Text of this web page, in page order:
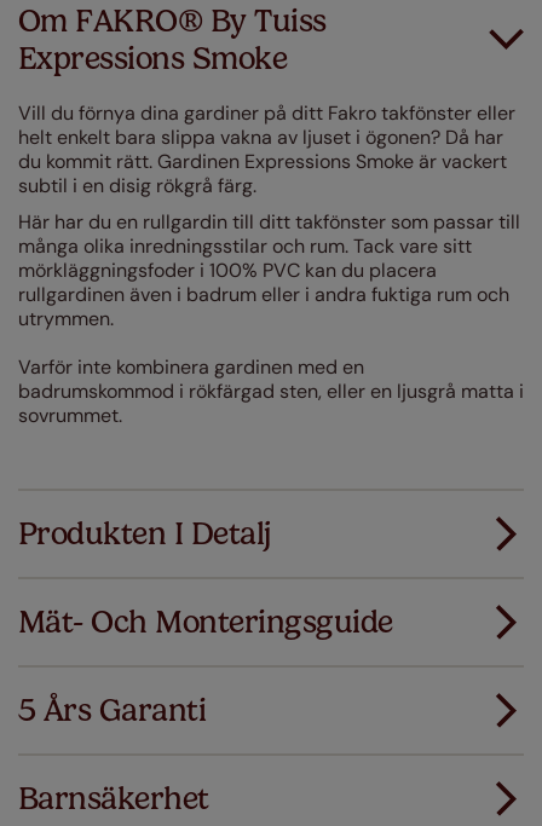
Om FAKRO® By Tuiss
Expressions Smoke
Vill du förnya dina gardiner på ditt Fakro takfönster eller
helt enkelt bara slippa vakna av ljuset i ögonen? Då har
du kommit rätt. Gardinen Expressions Smoke är vackert
subtil i en disig rökgrå färg.
Här har du en rullgardin till ditt takfönster som passar till
många olika inredningsstilar och rum. Tack vare sitt
mörkläggningsfoder i 100% PVC kan du placera
rullgardinen även i badrum eller i andra fuktiga rum och
utrymmen.
Varför inte kombinera gardinen med en
badrumskommod i rökfärgad sten, eller en ljusgrå matta i
sovrummet.
Produkten I Detalj
Mät- Och Monteringsguide
Ladda ner instruktioner
5 Års Garanti
första gången ersätter vi dem med rätt storlek.
Barnsäkerhet